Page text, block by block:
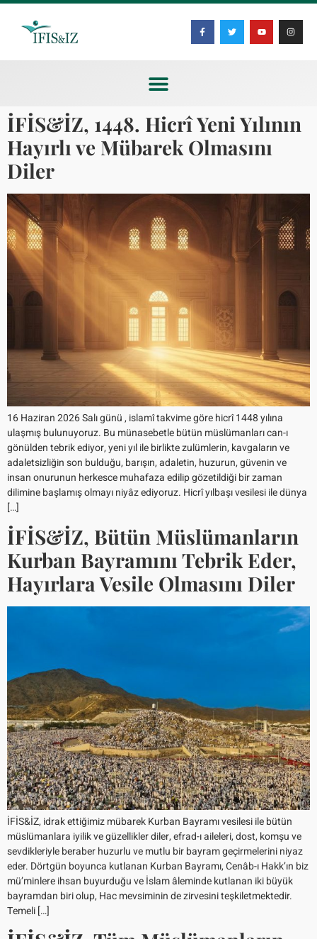
İFİS&İZ, 1448. Hicrî Yeni Yılının
Hayırlı ve Mübarek Olmasını
Diler
16 Haziran 2026 Salı günü , islamî takvime göre hicrî 1448 yılına
ulaşmış bulunuyoruz. Bu münasebetle bütün müslümanları can-ı
gönülden tebrik ediyor, yeni yıl ile birlikte zulümlerin, kavgaların ve
adaletsizliğin son bulduğu, barışın, adaletin, huzurun, güvenin ve
insan onurunun herkesce muhafaza edilip gözetildiği bir zaman
dilimine başlamış olmayı niyâz ediyoruz. Hicrî yılbaşı vesilesi ile dünya
[…]
İFİS&İZ, Bütün Müslümanların
Kurban Bayramını Tebrik Eder,
Hayırlara Vesile Olmasını Diler
İFİS&İZ, idrak ettiğimiz mübarek Kurban Bayramı vesilesi ile bütün
müslümanlara iyilik ve güzellikler diler, efrad-ı aileleri, dost, komşu ve
sevdikleriyle beraber huzurlu ve mutlu bir bayram geçirmelerini niyaz
eder. Dörtgün boyunca kutlanan Kurban Bayramı, Cenâb-ı Hakk’ın biz
mü’minlere ihsan buyurduğu ve İslam âleminde kutlanan iki büyük
bayramdan biri olup, Hac mevsiminin de zirvesini teşkiletmektedir.
Temeli […]